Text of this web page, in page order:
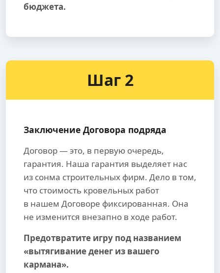
бюджета.
Шаг 2
Заключение Договора подряда
Договор — это, в первую очередь,
гарантия. Наша гарантия выделяет нас
из сонма строительных фирм. Дело в том,
что стоимость кровельных работ
в нашем Договоре фиксированная. Она
не изменится внезапно в ходе работ.
Предотвратите игру под названием
«вытягивание денег из вашего
кармана».